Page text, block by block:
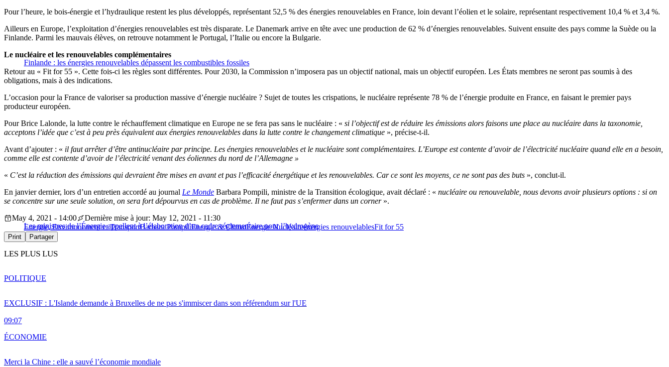
Pour l’heure, le bois-énergie et l’hydraulique restent les plus développés, représentant 52,5 % des énergies renouvelables en France, loin devant l’éolien et le solaire, représentant respectivement 10,4 % et 3,4 %.
Ailleurs en Europe, l’exploitation d’énergies renouvelables est très disparate. Le Danemark arrive en tête avec une production de 62 % d’énergies renouvelables. Suivent ensuite des pays comme la Suède ou la
Finlande. Parmi les mauvais élèves, on retrouve notamment le Portugal, l’Italie ou encore la Bulgarie.
Finlande : les énergies renouvelables dépassent les combustibles fossiles
Le nucléaire et les renouvelables complémentaires
Retour au « Fit for 55 ». Cette fois-ci les règles sont différentes. Pour 2030, la Commission n’imposera pas un objectif national, mais un objectif européen. Les États membres ne seront pas soumis à des
obligations, mais à des indications.
L’occasion pour la France de valoriser sa production massive d’énergie nucléaire ? Sujet de toutes les crispations, le nucléaire représente 78 % de l’énergie produite en France, en faisant le premier pays
producteur européen.
Pour Brice Lalonde, la lutte contre le réchauffement climatique en Europe ne se fera pas sans le nucléaire : « si l’objectif est de réduire les émissions alors faisons une place au nucléaire dans la taxonomie,
acceptons l’idée que c’est à peu près équivalent aux énergies renouvelables dans la lutte contre le changement climatique », précise-t-il.
Avant d’ajouter : « il faut arrêter d’être antinucléaire par principe. Les énergies renouvelables et le nucléaire sont complémentaires. L’Europe est contente d’avoir de l’électricité nucléaire quand elle en a besoin,
comme elle est contente d’avoir de l’électricité venant des éoliennes du nord de l’Allemagne »
« C’est la réduction des émissions qui devraient être mises en avant et pas l’efficacité énergétique et les renouvelables. Car ce sont les moyens, ce ne sont pas des buts », conclut-il.
En janvier dernier, lors d’un entretien accordé au journal Le Monde Barbara Pompili, ministre de la Transition écologique, avait déclaré : « nucléaire ou renouvelable, nous devons avoir plusieurs options : si on
se concentre sur une seule solution, on sera fort dépourvus en cas de problème. Il ne faut pas s’enfermer dans un corner».
Les ministres de l’Énergie appellent à l’élaboration d’un cadre réglementaire pour l’hydrogène
May 4, 2021 - 14:00
Dernière mise à jour: May 12, 2021 - 11:30
Energie, Environnement et TransportBarbara PompiliEnergie & ClimatÉnergie Nucléaireénergies renouvelablesFit for 55
Print Partager
LES PLUS LUS
EXCLUSIF : L'Islande demande à Bruxelles de ne pas s'immiscer dans son référendum sur l'UE
09:07
POLITIQUE
Merci la Chine : elle a sauvé l’économie mondiale
ÉCONOMIE